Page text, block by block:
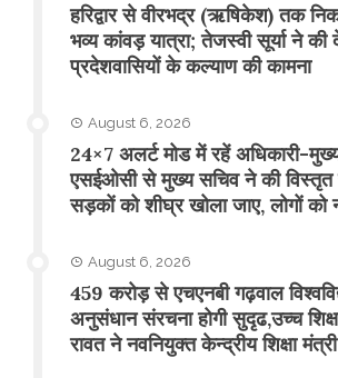
​हरिद्वार से वीरभद्र (ऋषिकेश) तक
भव्य कांवड़ यात्रा; तेजस्वी सूर्या ने
प्रदेशवासियों के कल्याण की कामना
August 6, 2026
24×7 अलर्ट मोड में रहें अधिकारी-
एसईओसी से मुख्य सचिव ने की विस्तृत
सड़कों को शीघ्र खोला जाए, लोगों को
August 6, 2026
459 करोड़ से एचएनबी गढ़वाल
अनुसंधान संरचना होगी सुदृढ,उच्च
रावत ने नवनियुक्त केन्द्रीय शिक्षा